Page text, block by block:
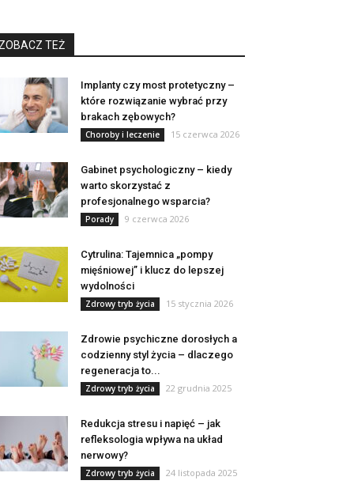
ZOBACZ TEŻ
Implanty czy most protetyczny –
które rozwiązanie wybrać przy
brakach zębowych?
Choroby i leczenie 15 czerwca 2026
Gabinet psychologiczny – kiedy
warto skorzystać z
profesjonalnego wsparcia?
Porady 9 czerwca 2026
Cytrulina: Tajemnica „pompy
mięśniowej” i klucz do lepszej
wydolności
Zdrowy tryb życia 15 stycznia 2026
Zdrowie psychiczne dorosłych a
codzienny styl życia – dlaczego
regeneracja to...
Zdrowy tryb życia 22 grudnia 2025
Redukcja stresu i napięć – jak
refleksologia wpływa na układ
nerwowy?
Zdrowy tryb życia 24 listopada 2025